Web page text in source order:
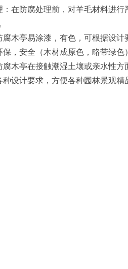
防腐处理前，对羊毛材料进行
亭易涂漆，有色，可根据设计
安全（木材成原色，略带绿色）
亭在接触潮湿土壤或亲水性方
计要求，方便各种园林景观精